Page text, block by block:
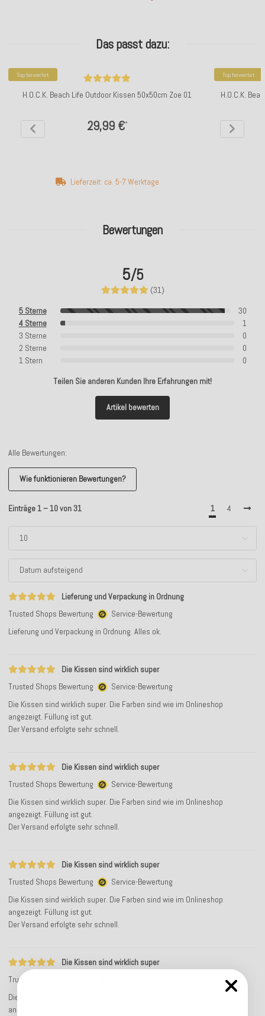
Bewertungen
5/5
(31)
5 Sterne
30
4 Sterne
1
3 Sterne
0
2 Sterne
0
1 Stern
0
Teilen Sie anderen Kunden Ihre Erfahrungen mit!
Artikel bewerten
Alle Bewertungen:
Wie funktionieren Bewertungen?
Einträge 1 – 10 von 31 1 4
Lieferung und Verpackung in Ordnung
Trusted Shops Bewertung
Service-Bewertung
Lieferung und Verpackung in Ordnung. Alles ok.
Die Kissen sind wirklich super
Trusted Shops Bewertung
Service-Bewertung
Die Kissen sind wirklich super. Die Farben sind wie im Onlineshop
angezeigt. Füllung ist gut.
Der Versand erfolgte sehr schnell.
Die Kissen sind wirklich super
Trusted Shops Bewertung
Service-Bewertung
Die Kissen sind wirklich super. Die Farben sind wie im Onlineshop
angezeigt. Füllung ist gut.
Der Versand erfolgte sehr schnell.
Die Kissen sind wirklich super
Trusted Shops Bewertung
Service-Bewertung
Die Kissen sind wirklich super. Die Farben sind wie im Onlineshop
angezeigt. Füllung ist gut.
Der Versand erfolgte sehr schnell.
Die Kissen sind wirklich super
Trusted Shops Bewertung
Die Kissen sind wirklich super. Die Farben sind wie im Onlineshop
angezeigt. Füllung ist gut.
Das passt dazu:
Top bewertet
H.O.C.K. Beach Life Outdoor Kissen 50x50cm Zoe 01
29,99 €*
Lieferzeit: ca. 5-7 Werktage
Top bewertet
H.O.C.K.